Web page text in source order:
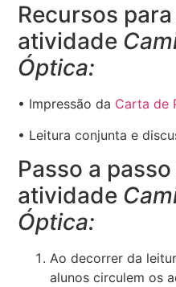
Recursos para
atividade
Óptica:
• Impressão da Carta de
• Leitura conjunta e
Passo a passo
atividade
Óptica:
Ao decorrer da
alunos circulem os